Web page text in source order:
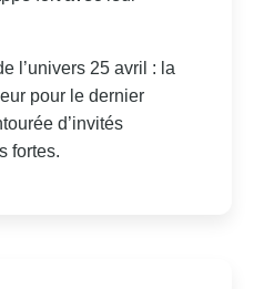
l’univers 25 avril : la
pour le dernier
d’invités
fortes.